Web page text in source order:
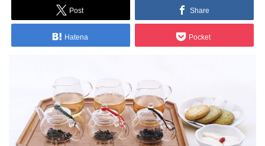
Post Share
Hatena Pocket